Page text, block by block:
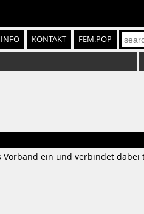
INFO KONTAKT FEM.POP
ein und verbindet